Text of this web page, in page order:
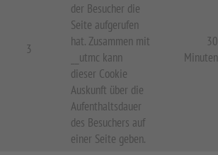
3
der Besucher die
Seite aufgerufen
hat. Zusammen mit
__utmc kann
dieser Cookie
Auskunft über die
Aufenthaltsdauer
des Besuchers auf
einer Seite geben.
30
Minuten